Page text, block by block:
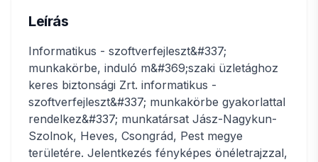
Leírás
Informatikus - szoftverfejleszt&#337;
munkakörbe, induló m&#369;szaki üzletághoz
keres biztonsági Zrt. informatikus -
szoftverfejleszt&#337; munkakörbe gyakorlattal
rendelkez&#337; munkatársat Jász-Nagykun-
Szolnok, Heves, Csongrád, Pest megye
területére. Jelentkezés fényképes önéletrajzzal,